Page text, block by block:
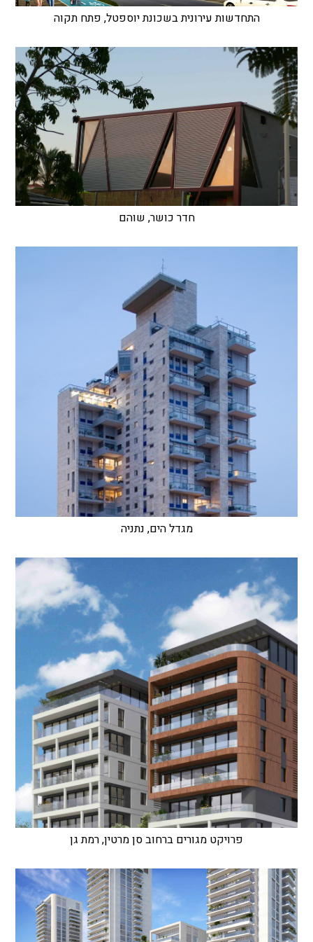
התחדשות עירונית בשכונת יוספטל, פתח תקוה
חדר כושר, שוהם
מגדל הים, נתניה
פרויקט מגורים ברחוב סן מרטין, רמת גן